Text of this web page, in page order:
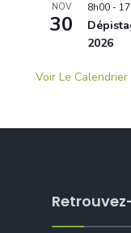
NOV
30
8h00 -
2026
Voir Le Calendrier